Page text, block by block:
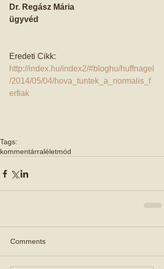
Dr. Regász Mária
ügyvéd
Eredeti Cikk:
http://index.hu/index2/#bloghu/huffnagel
/2014/05/04/hova_tuntek_a_normalis_f
erfiak
Tags:
kommentárraléletmód
Comments